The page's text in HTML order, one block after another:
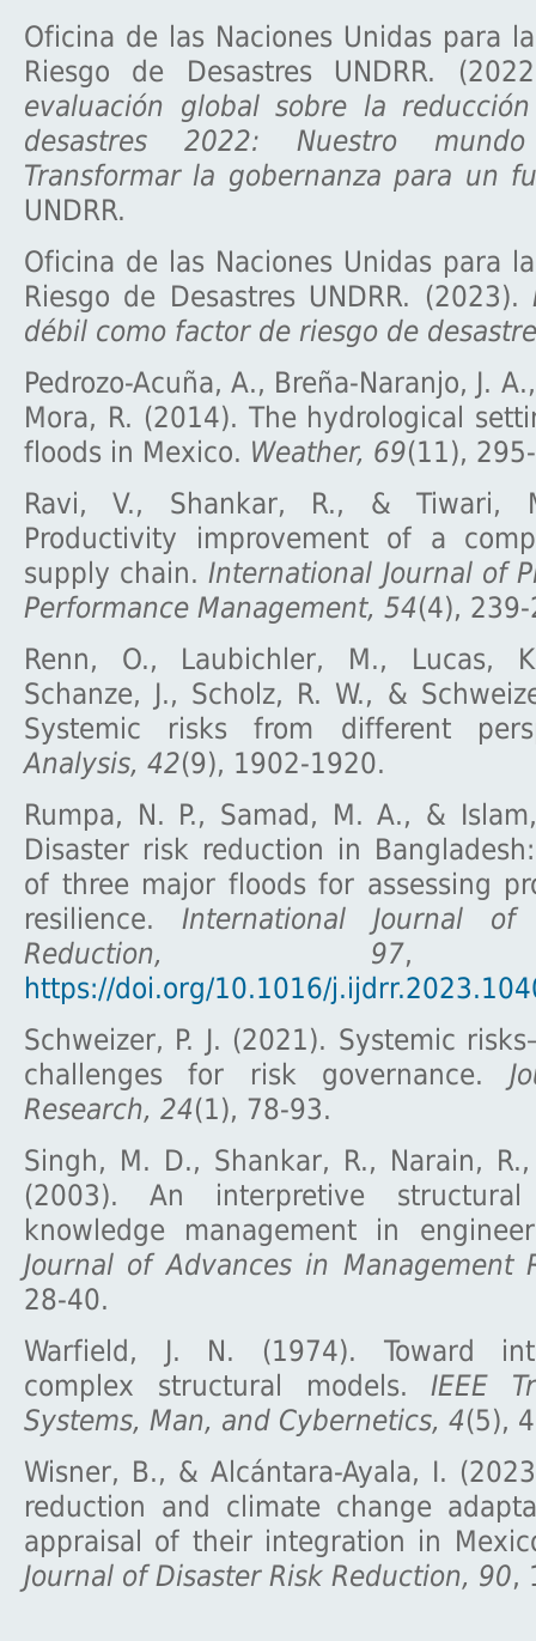
Oficina de las Naciones Unidas para
Riesgo de Desastres UNDRR.
evaluación global sobre la
desastres 2022: Nuestro
Transformar la gobernanza para un
UNDRR.
Oficina de las Naciones Unidas para
Riesgo de Desastres UNDRR. (2023).
débil como factor de riesgo de
Pedrozo-Acuña, A., Breña-Naranjo, J.
Mora, R. (2014). The hydrological
floods in Mexico. Weather, 69(11),
Ravi, V., Shankar, R., & Tiwari,
Productivity improvement of a
supply chain.International Journal of
Performance Management, 54(4),
Renn, O., Laubichler, M., Lucas,
Schanze, J., Scholz, R. W., &
Systemic risks from different
Analysis, 42(9), 1902-1920.
Rumpa, N. P., Samad, M. A., &
Disaster risk reduction in
of three major floods for assessing
resilience. International Journal of
Reduction, 97,
https://doi.org/10.1016/
Schweizer, P. J. (2021). Systemic
challenges for risk governance.
Research, 24(1), 78-93.
Singh, M. D., Shankar, R., Narain,
(2003). An interpretive
knowledge management in
Journal of Advances in Management
28-40.
Warfield, J. N. (1974). Toward
complex structural models.IEEE
Systems, Man, and Cybernetics, 4(5),
Wisner, B., & Alcántara-Ayala, I.
reduction and climate change
appraisal of their integration in
Journal of Disaster Risk Reduction, 90,